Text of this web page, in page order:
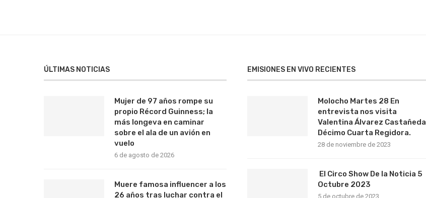
ÚLTIMAS NOTICIAS
Mujer de 97 años rompe su
propio Récord Guinness; la
más longeva en caminar
sobre el ala de un avión en
vuelo
6 de agosto de 2026
Muere famosa influencer a los
26 años tras luchar contra el
EMISIONES EN VIVO RECIENTES
Molocho Martes 28 En
entrevista nos visita
Valentina Álvarez Castañeda
Décimo Cuarta Regidora.
28 de noviembre de 2023
El Circo Show De la Noticia 5
Octubre 2023
5 de octubre de 2023